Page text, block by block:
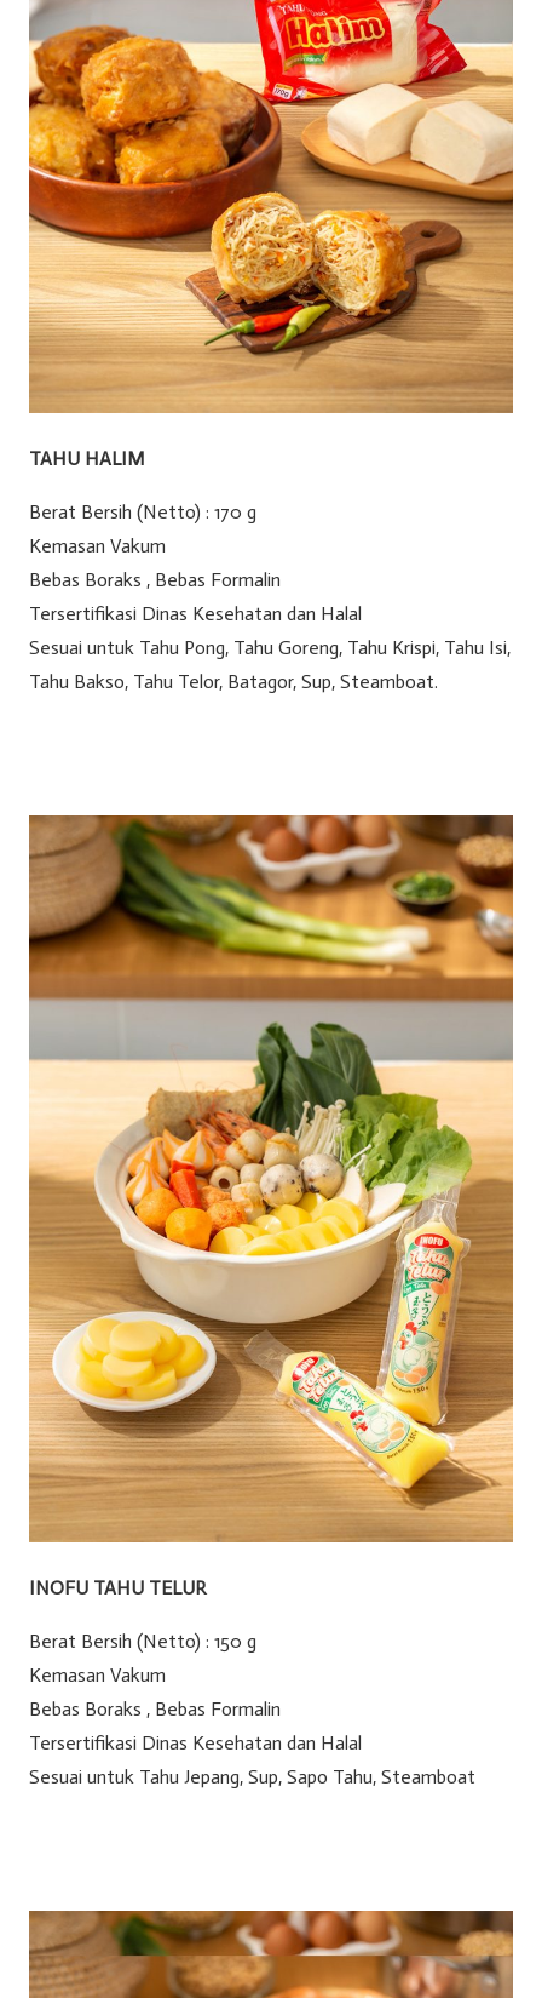
TAHU HALIM
Berat Bersih (Netto) : 170 g
Kemasan Vakum
Bebas Boraks , Bebas Formalin
Tersertifikasi Dinas Kesehatan dan Halal
Sesuai untuk Tahu Pong, Tahu Goreng, Tahu Krispi, Tahu Isi,
Tahu Bakso, Tahu Telor, Batagor, Sup, Steamboat.
INOFU TAHU TELUR
Berat Bersih (Netto) : 150 g
Kemasan Vakum
Bebas Boraks , Bebas Formalin
Tersertifikasi Dinas Kesehatan dan Halal
Sesuai untuk Tahu Jepang, Sup, Sapo Tahu, Steamboat